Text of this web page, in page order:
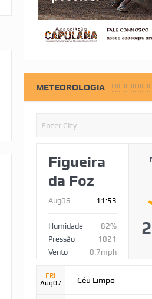
METEOROLOGIA
Figueira
da Foz
Aug06 11:53
Humidade
82%
Pressão
1021
Vento
0.7mph
FRI
Aug07
Céu Limpo